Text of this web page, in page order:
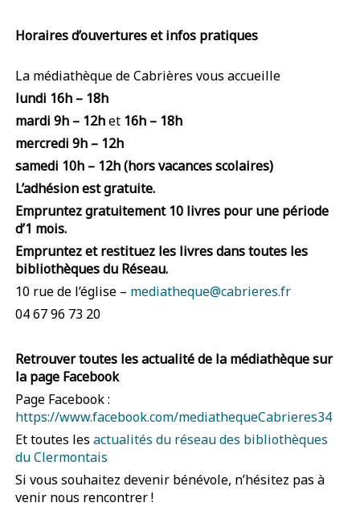
Horaires d’ouvertures et infos pratiques
La médiathèque de Cabrières vous accueille
lundi 16h – 18h
mardi 9h – 12het 16h – 18h
mercredi 9h – 12h
samedi 10h – 12h (hors vacances scolaires)
L’adhésion est gratuite.
Empruntez gratuitement 10 livres pour une période
d’1 mois.
Empruntez et restituez les livres dans toutes les
bibliothèques du Réseau.
10 rue de l’église – mediatheque@cabrieres.fr
04 67 96 73 20
Retrouver toutes les actualité de la médiathèque sur
la page Facebook
Page Facebook :
https://www.facebook.com/mediathequeCabrieres34
Et toutes les actualités du réseau des bibliothèques
du Clermontais
Si vous souhaitez devenir bénévole, n’hésitez pas à
venir nous rencontrer !